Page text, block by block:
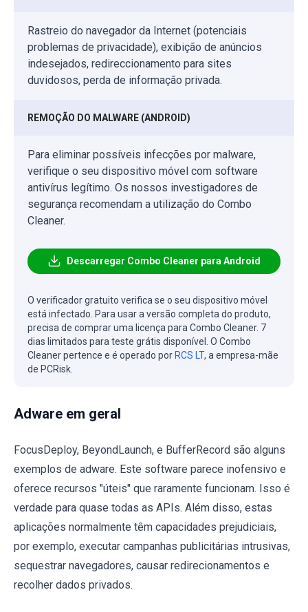
Rastreio do navegador da Internet (potenciais
problemas de privacidade), exibição de anúncios
indesejados, redireccionamento para sites
duvidosos, perda de informação privada.
REMOÇÃO DO MALWARE (ANDROID)
Para eliminar possíveis infecções por malware,
verifique o seu dispositivo móvel com software
antivírus legítimo. Os nossos investigadores de
segurança recomendam a utilização do Combo
Cleaner.
Descarregar Combo Cleaner para Android
O verificador gratuito verifica se o seu dispositivo móvel
está infectado. Para usar a versão completa do produto,
precisa de comprar uma licença para Combo Cleaner. 7
dias limitados para teste grátis disponível. O Combo
Cleaner pertence e é operado por RCS LT, a empresa-mãe
de PCRisk.
Adware em geral
FocusDeploy, BeyondLaunch, e BufferRecord são alguns
exemplos de adware. Este software parece inofensivo e
oferece recursos "úteis" que raramente funcionam. Isso é
verdade para quase todas as APIs. Além disso, estas
aplicações normalmente têm capacidades prejudiciais,
por exemplo, executar campanhas publicitárias intrusivas,
sequestrar navegadores, causar redirecionamentos e
recolher dados privados.